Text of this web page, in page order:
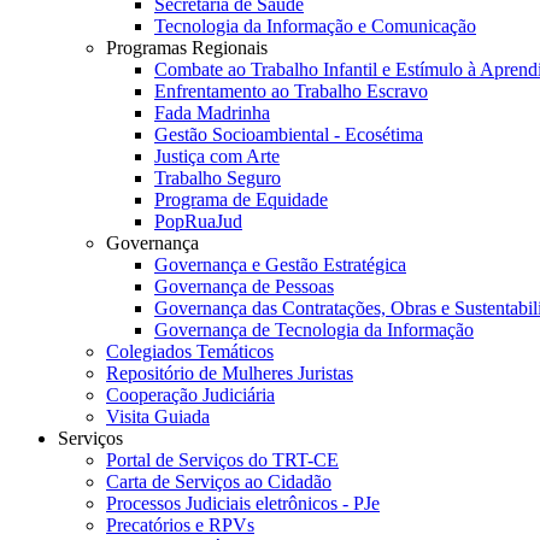
Secretaria de Saúde
Tecnologia da Informação e Comunicação
Programas Regionais
Combate ao Trabalho Infantil e Estímulo à
Enfrentamento ao Trabalho Escravo
Fada Madrinha
Gestão Socioambiental - Ecosétima
Justiça com Arte
Trabalho Seguro
Programa de Equidade
PopRuaJud
Governança
Governança e Gestão Estratégica
Governança de Pessoas
Governança das Contratações, Obras e
Governança de Tecnologia da Informação
Colegiados Temáticos
Repositório de Mulheres Juristas
Cooperação Judiciária
Visita Guiada
Serviços
Portal de Serviços do TRT-CE
Carta de Serviços ao Cidadão
Processos Judiciais eletrônicos - PJe
Precatórios e RPVs